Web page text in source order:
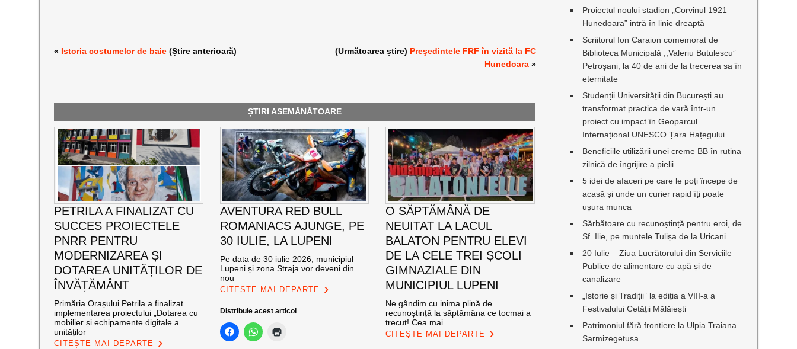
« Istoria costumelor de baie (Știre anterioară) (Următoarea știre) Preşedintele FRF în vizită la FC
Hunedoara »
ȘTIRI ASEMĂNĂTOARE
PETRILA A FINALIZAT CU
SUCCES PROIECTELE
PNRR PENTRU
MODERNIZAREA ȘI
DOTAREA UNITĂȚILOR DE
ÎNVĂȚĂMÂNT
Primăria Orașului Petrila a finalizat
implementarea proiectului „Dotarea cu
mobilier și echipamente digitale a
unităților
CITEȘTE MAI DEPARTE
AVENTURA RED BULL
ROMANIACS AJUNGE, PE
30 IULIE, LA LUPENI
Pe data de 30 iulie 2026, municipiul
Lupeni și zona Straja vor deveni din
nou
CITEȘTE MAI DEPARTE
Distribuie acest articol
O SĂPTĂMÂNĂ DE
NEUITAT LA LACUL
BALATON PENTRU ELEVI
DE LA CELE TREI ȘCOLI
GIMNAZIALE DIN
MUNICIPIUL LUPENI
Ne gândim cu inima plină de
recunoștință la săptămâna ce tocmai a
trecut! Cea mai
CITEȘTE MAI DEPARTE
Proiectul noului stadion „Corvinul 1921
Hunedoara” intră în linie dreaptă
Scriitorul Ion Caraion comemorat de
Biblioteca Municipală ,,Valeriu Butulescu”
Petroșani, la 40 de ani de la trecerea sa în
eternitate
Studenții Universității din București au
transformat practica de vară într-un
proiect cu impact în Geoparcul
Internațional UNESCO Țara Hațegului
Beneficiile utilizării unei creme BB în rutina
zilnică de îngrijire a pielii
5 idei de afaceri pe care le poți începe de
acasă și unde un curier rapid îți poate
ușura munca
Sărbătoare cu recunoștință pentru eroi, de
Sf. Ilie, pe muntele Tulișa de la Uricani
20 Iulie – Ziua Lucrătorului din Serviciile
Publice de alimentare cu apă și de
canalizare
„Istorie și Tradiții” la ediția a VIII-a a
Festivalului Cetății Mălăiești
Patrimoniul fără frontiere la Ulpia Traiana
Sarmizegetusa